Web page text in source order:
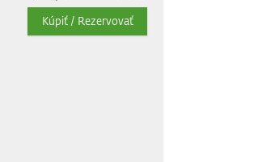
Kúpiť / Rezervovať